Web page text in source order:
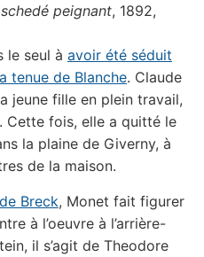
peignant, 1892,
le seul à avoir été séduit
tenue de Blanche. Claude
jeune fille en plein travail,
Cette fois, elle a quitté le
la plaine de Giverny, à
de la maison.
Breck, Monet fait figurer
à l’oeuvre à l’arrière-
il s’agit de Theodore